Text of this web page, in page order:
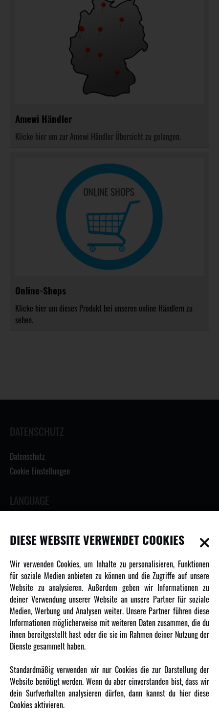
Amewi Händler
Klicke hier um zur Amewi Händler Übersicht zu gelangen.
Online-Shops
Klicke hier um dieses Produkt bei unseren online Händlern zu
sehen.
DATENSCHUTZ
Datenschutz
Cookie Einstellungen
LANGUAGE
INFORMATIONEN
Newsletter
Über uns
Karriere
Amewi Kataloge
MEHR VON AMEWI
AMXRacing - Qualitäts RC-Zubehör
Amewi Construction - Nutzfahrzeuge
DIESE WEBSITE VERWENDET COOKIES
Wir verwenden Cookies, um Inhalte zu personalisieren, Funktionen
für soziale Medien anbieten zu können und die Zugriffe auf unsere
Website zu analysieren. Außerdem geben wir Informationen zu
deiner Verwendung unserer Website an unsere Partner für soziale
Medien, Werbung und Analysen weiter. Unsere Partner führen diese
Informationen möglicherweise mit weiteren Daten zusammen, die du
ihnen bereitgestellt hast oder die sie im Rahmen deiner Nutzung der
Dienste gesammelt haben.
Standardmäßig verwenden wir nur Cookies die zur Darstellung der
Website benötigt werden. Wenn du aber einverstanden bist, dass wir
dein Surfverhalten analysieren dürfen, dann kannst du hier diese
Cookies aktivieren.